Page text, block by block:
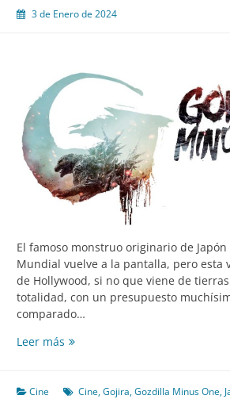
3 de Enero de 2024
El famoso monstruo originario de
Mundial vuelve a la pantalla, pero esta
de Hollywood, si no que viene de
totalidad, con un presupuesto
comparado…
Leer más Godzilla
Cine Cine,Gojira,Gozdilla Minus One,